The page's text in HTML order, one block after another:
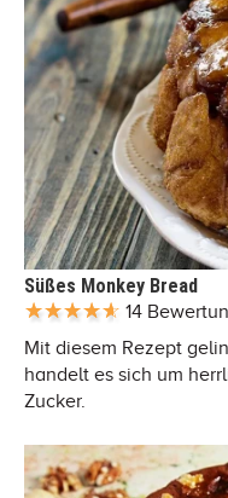
Süßes Monkey Bread
14
Mit diesem Rezept
handelt es sich um
Zucker.